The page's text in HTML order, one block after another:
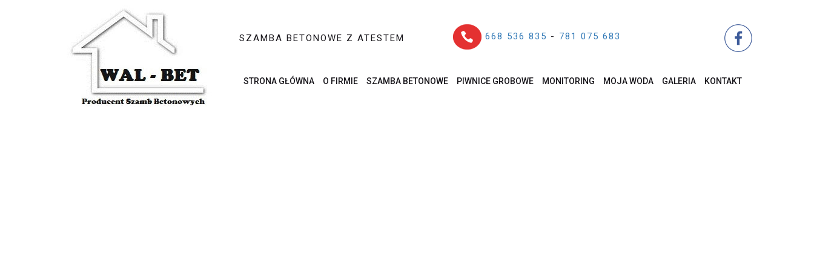
SZAMBA BETONOWE Z ATESTEM 668 536 835 - 781 075 683
STRONA GŁÓWNA O FIRMIE SZAMBA BETONOWE PIWNICE GROBOWE MONITORING MOJA WODA GALERIA KONTAKT